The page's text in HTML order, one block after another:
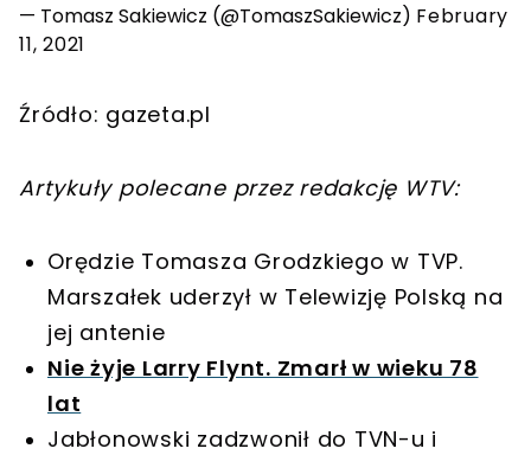
— Tomasz Sakiewicz (@TomaszSakiewicz) February
11, 2021
Źródło: gazeta.pl
Artykuły polecane przez redakcję WTV:
Orędzie Tomasza Grodzkiego w TVP.
Marszałek uderzył w Telewizję Polską na
jej antenie
Nie żyje Larry Flynt. Zmarł w wieku 78
lat
Jabłonowski zadzwonił do TVN-u i